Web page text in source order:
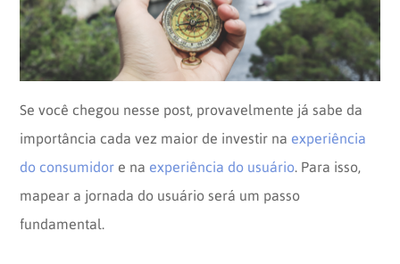
Se você chegou nesse post, provavelmente já sabe da
importância cada vez maior de investir na experiência
do consumidor e na experiência do usuário . Para isso,
mapear a jornada do usuário será um passo
fundamental.
Opinion
Box
Recentes
BOX
Customizadas
Plataforma
de
Pesquisa
Plataforma
de
CX